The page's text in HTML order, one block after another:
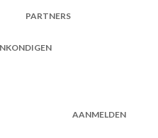
PARTNERS
AANMELDEN